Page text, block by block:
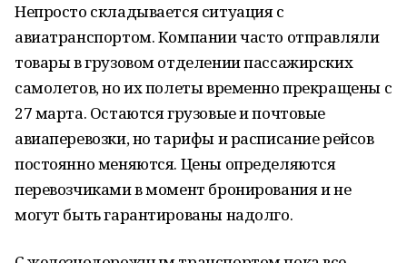
Непросто складывается ситуация с
авиатранспортом. Компании часто отправляли
товары в грузовом отделении пассажирских
самолетов, но их полеты временно прекращены с
27 марта. Остаются грузовые и почтовые
авиаперевозки, но тарифы и расписание рейсов
постоянно меняются. Цены определяются
перевозчиками в момент бронирования и не
могут быть гарантированы надолго.